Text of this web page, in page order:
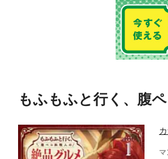
もふもふと行く、腹
マ